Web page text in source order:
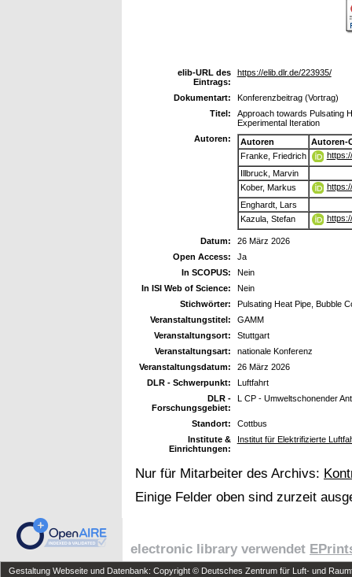
elib-URL des
Eintrags:
https://elib.dlr.de/223935/
Dokumentart:
Konferenzbeitrag (Vortrag)
Titel:
Approach towards Pulsating
Experimental Iteration
Autoren:
Autoren
Autoren-
Franke, Friedrich
Illbruck, Marvin
Kober, Markus
Enghardt, Lars
Kazula, Stefan
Datum:
26 März 2026
Open Access:
Ja
In SCOPUS:
Nein
In ISI Web of Science:
Nein
Stichwörter:
Pulsating Heat Pipe, Bubble
Veranstaltungstitel:
GAMM
Veranstaltungsort:
Stuttgart
Veranstaltungsart:
nationale Konferenz
Veranstaltungsdatum:
26 März 2026
DLR - Schwerpunkt:
Luftfahrt
DLR -
Forschungsgebiet:
L CP - Umweltschonender
Standort:
Cottbus
Institute &
Einrichtungen:
Institut für Elektrifizierte
Nur für Mitarbeiter des Archivs:
Einige Felder oben sind zurzeit
electronic library verwendet
Gestaltung Webseite und Datenbank: Copyright © Deutsches Zentrum für Luft- und